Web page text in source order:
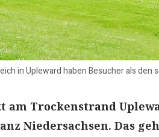
in Upleward haben Besucher als
am Trockenstrand
Niedersachsen. Das